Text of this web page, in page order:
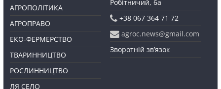
АГРОПОЛІТИКА
АГРОПРАВО
ЕКО-ФЕРМЕРСТВО
ТВАРИННИЦТВО
РОСЛИННИЦТВО
ЛЯ СЕЛО
Робітничий, 6а
+38 067 364 71 72
agroc.news@gmail.com
Зворотній зв’язок